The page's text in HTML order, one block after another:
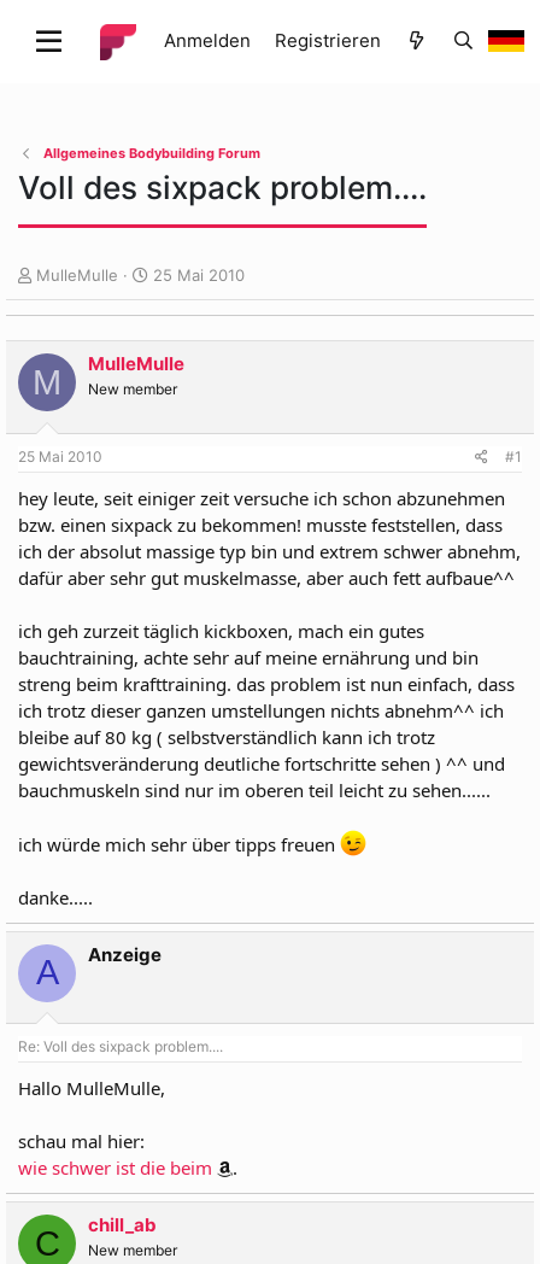
Anmelden Registrieren
Allgemeines Bodybuilding Forum
Voll des sixpack problem....
E
r
s
t
l
e
r
MulleMulle
E
r
s
t
e
l
t
25 Mai 2010
M MulleMulle
New member
25 Mai 2010 #1
hey leute, seit einiger zeit versuche ich schon abzunehmen
bzw. einen sixpack zu bekommen! musste feststellen, dass
ich der absolut massige typ bin und extrem schwer abnehm,
dafür aber sehr gut muskelmasse, aber auch fett aufbaue^^
ich geh zurzeit täglich kickboxen, mach ein gutes
bauchtraining, achte sehr auf meine ernährung und bin
streng beim krafttraining. das problem ist nun einfach, dass
ich trotz dieser ganzen umstellungen nichts abnehm^^ ich
bleibe auf 80 kg ( selbstverständlich kann ich trotz
gewichtsveränderung deutliche fortschritte sehen ) ^^ und
bauchmuskeln sind nur im oberen teil leicht zu sehen......
ich würde mich sehr über tipps freuen
danke.....
A Anzeige
Re: Voll des sixpack problem....
Hallo MulleMulle,
schau mal hier:
wie schwer ist die beim
.
C chill_ab
New member